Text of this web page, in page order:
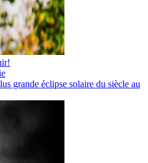
grande éclipse solaire du siècle au